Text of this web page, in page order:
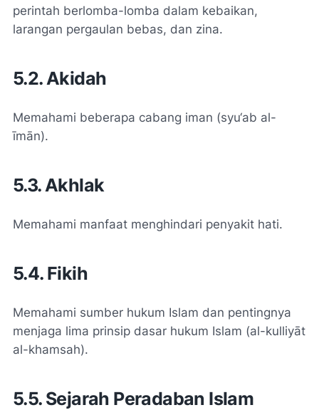
perintah berlomba-lomba dalam kebaikan,
larangan pergaulan bebas, dan zina.
5.2. Akidah
Memahami beberapa cabang iman (syu‘ab al-
īmān).
5.3. Akhlak
Memahami manfaat menghindari penyakit hati.
5.4. Fikih
Memahami sumber hukum Islam dan pentingnya
menjaga lima prinsip dasar hukum Islam (al-kulliyāt
al-khamsah).
5.5. Sejarah Peradaban Islam